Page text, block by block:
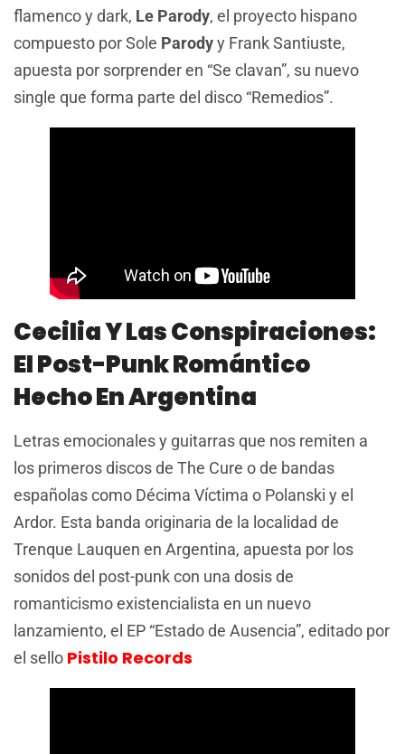
flamenco y dark, Le Parody, el proyecto hispano
compuesto por Sole Parodyy Frank Santiuste,
apuesta por sorprender en “Se clavan”, su nuevo
single que forma parte del disco “Remedios”.
Cecilia Y Las Conspiraciones:
El Post-Punk Romántico
Hecho En Argentina
Letras emocionales y guitarras que nos remiten a
los primeros discos de The Cure o de bandas
españolas como Décima Víctima o Polanski y el
Ardor. Esta banda originaria de la localidad de
Trenque Lauquen en Argentina, apuesta por los
sonidos del post-punk con una dosis de
romanticismo existencialista en un nuevo
lanzamiento, el EP “Estado de Ausencia”, editado por
el sello Pistilo Records